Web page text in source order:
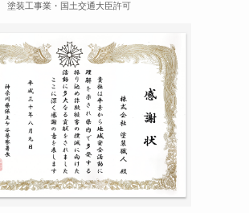
塗装工事業・国土交通大臣許可